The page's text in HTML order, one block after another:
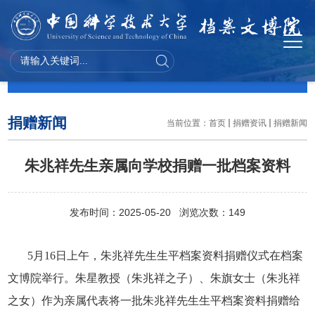
捐赠资讯
捐赠新闻 当前位置： 首页 捐赠资讯 捐赠新闻
朱兆祥先生亲属向学校捐赠一批档案资料
发布时间：2025-05-20 浏览次数： 149
5月 16日上午，朱兆祥先生生平档案资料捐赠仪式在档案
文博院举行。朱星教授（朱兆祥之子）、朱旗女士（朱兆祥
之女）作为亲属代表将一批朱兆祥先生生平档案资料捐赠给